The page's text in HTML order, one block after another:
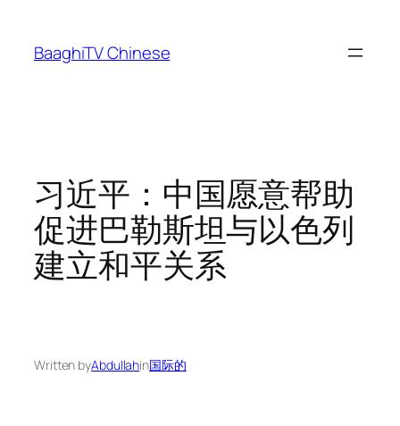
content
BaaghiTV Chinese
习近平：中国愿意帮助
促进巴勒斯坦与以色列
建立和平关系
Written byAbdullahin国际的